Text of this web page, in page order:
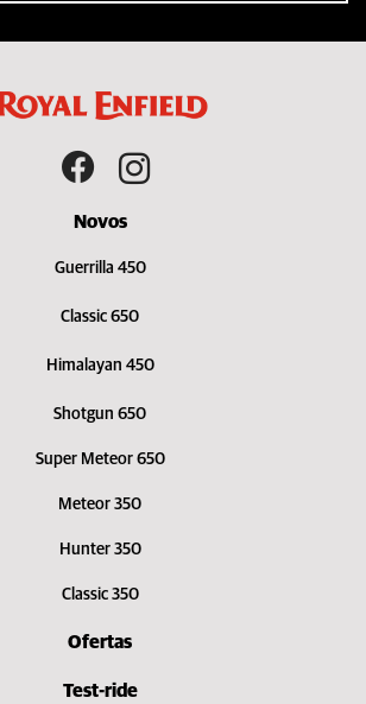
Novos
Guerrilla 450
Classic 650
Himalayan 450
Shotgun 650
Super Meteor 650
Meteor 350
Hunter 350
Classic 350
Ofertas
Test-ride